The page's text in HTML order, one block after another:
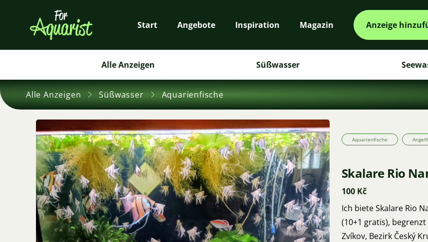
Start Angebote Inspiration Magazin Anzeige
Alle Anzeigen Süßwasser
Alle Anzeigen Süßwasser Aquarienfische
Aquarienfische
Skalare Rio
100 Kč
Ich biete Skalare Rio
(10+1 gratis),
Zvíkov, Bezirk Český